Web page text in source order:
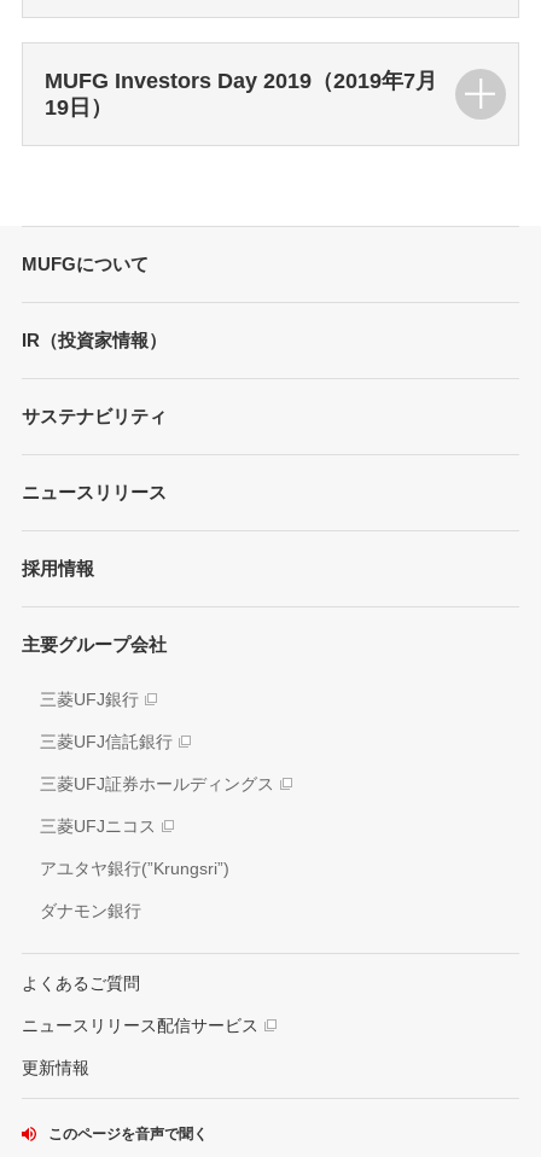
MUFG Investors Day 2019（2019年7月
19日）
MUFGについて
トップメッセージ
MUFGブランド
ガバナンス
事業内容
IR（投資家情報）
財務情報
債券・格付情報
個人投資家の皆さまへ
各種レポート
アナリスト情報
電子公告
情報開示方針
IRお問い合わせ窓口
サステナビリティ
各種レポート/データ/インデックス
方針/ガイドライン
イニシアティブへの参画
環境
社会
ガバナンス
外部評価
社会貢献活動
ニュースリリース
採用情報
主要グループ会社
三菱UFJ銀行
三菱UFJ信託銀行
三菱UFJ証券ホールディングス
三菱UFJニコス
アユタヤ銀行(”Krungsri”)
ダナモン銀行
よくあるご質問
ニュースリリース配信サービス
更新情報
このページを音声で聞く